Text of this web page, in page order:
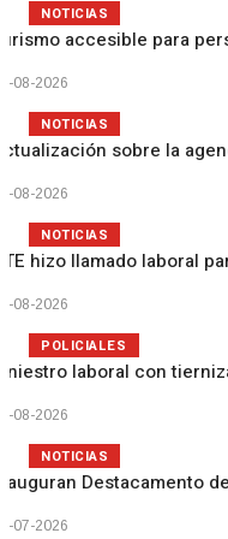
accesible para
08-2026
NOTICIAS
sobre la
08-2026
NOTICIAS
hizo llamado laboral
08-2026
NOTICIAS
laboral con
08-2026
POLICIALES
Destacamento
07-2026
NOTICIAS